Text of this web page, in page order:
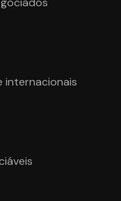
internacionais